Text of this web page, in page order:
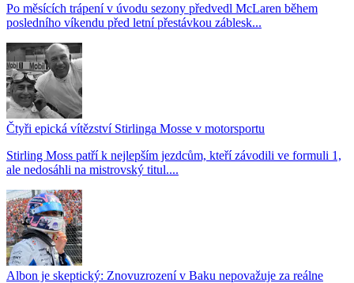
Po měsících trápení v úvodu sezony předvedl McLaren během
posledního víkendu před letní přestávkou záblesk...
Čtyři epická vítězství Stirlinga Mosse v motorsportu
Stirling Moss patří k nejlepším jezdcům, kteří závodili ve formuli 1,
ale nedosáhli na mistrovský titul....
Albon je skeptický: Znovuzrození v Baku nepovažuje za reálne